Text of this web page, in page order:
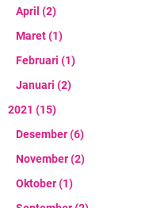
April (2)
Maret(1)
Februari (1)
Januari (2)
2021 (15)
Desember(6)
November(2)
Oktober(1)